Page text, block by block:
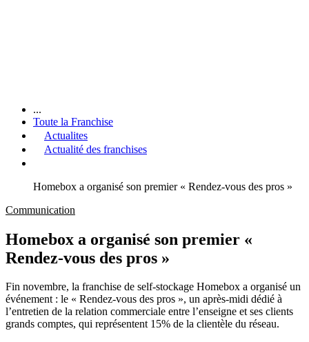
...
Toute la Franchise
Actualites
Actualité des franchises
Homebox a organisé son premier « Rendez-vous des pros »
Communication
Homebox a organisé son premier «
Rendez-vous des pros »
Fin novembre, la franchise de self-stockage Homebox a organisé un
événement : le « Rendez-vous des pros », un après-midi dédié à
l’entretien de la relation commerciale entre l’enseigne et ses clients
grands comptes, qui représentent 15% de la clientèle du réseau.